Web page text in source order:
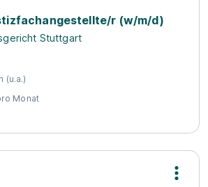
r (w/m/d)
Stuttgart
(u.a.)
Monat